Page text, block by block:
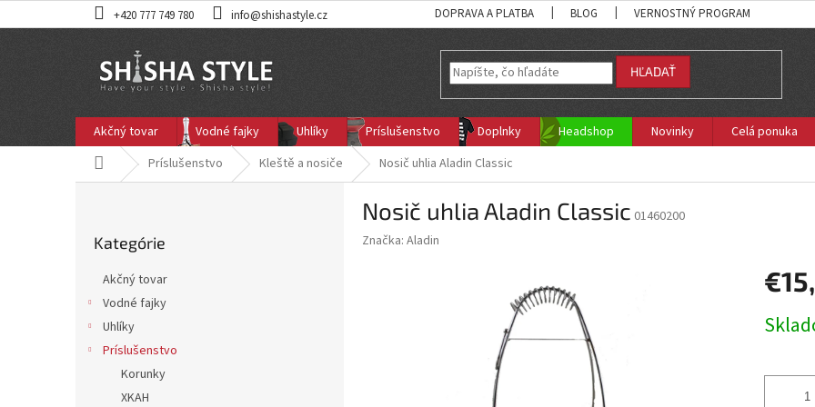
na
+420 777 749 780 info@shishastyle.cz DOPRAVA A PLATBA BLOG VERNOSTNÝ PROGRAM
HĽADAŤ
Akčný tovar Vodné fajky Uhlíky Príslušenstvo Doplnky Headshop Novinky Celá ponuka
DomovPríslušenstvo Kleště a nosiče Nosič uhlia Aladin Classic
kategórie
Kategórie
Akčný tovar
Vodné fajky
Uhlíky
Príslušenstvo
Korunky
XKAH
Nosič uhlia Aladin Classic 01460200
Značka: Aladin
cena: